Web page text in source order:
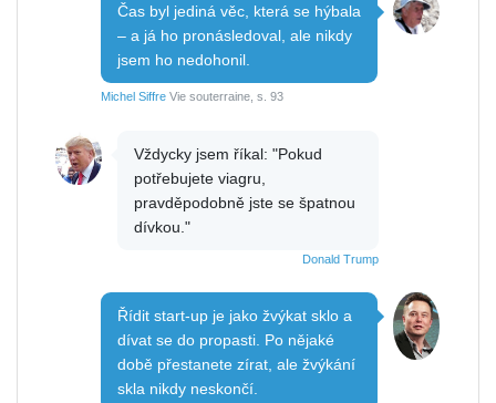
Čas byl jediná věc, která se hýbala
– a já ho pronásledoval, ale nikdy
jsem ho nedohonil.
Michel Siffre Vie souterraine, s. 93
Vždycky jsem říkal: "Pokud
potřebujete viagru,
pravděpodobně jste se špatnou
dívkou."
Donald Trump
Řídit start-up je jako žvýkat sklo a
dívat se do propasti. Po nějaké
době přestanete zírat, ale žvýkání
skla nikdy neskončí.